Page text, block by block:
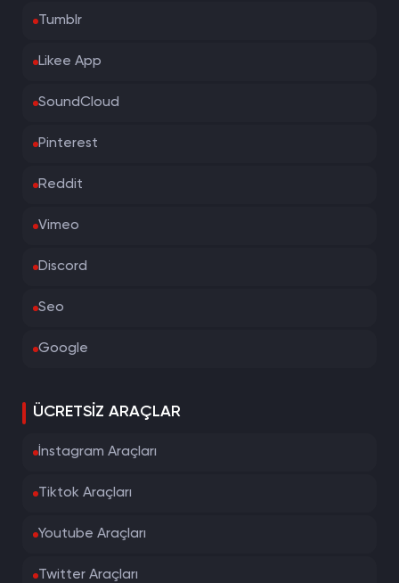
Tumblr
Likee App
SoundCloud
Pinterest
Reddit
Vimeo
Discord
Seo
Google
ÜCRETSIZ ARAÇLAR
İnstagram Araçları
Tiktok Araçları
Youtube Araçları
Twitter Araçları